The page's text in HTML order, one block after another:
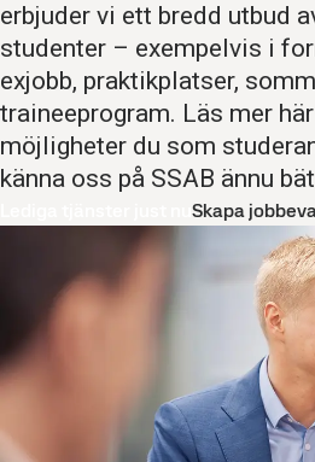
erbjuder vi ett bredd utbud
studenter – exempelvis i
exjobb, praktikplatser,
traineeprogram. Läs mer
möjligheter du som
känna oss på SSAB ännu
Skapa